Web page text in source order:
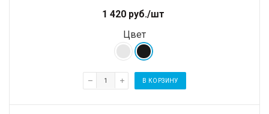
1 420 руб./шт
Цвет
В КОРЗИНУ